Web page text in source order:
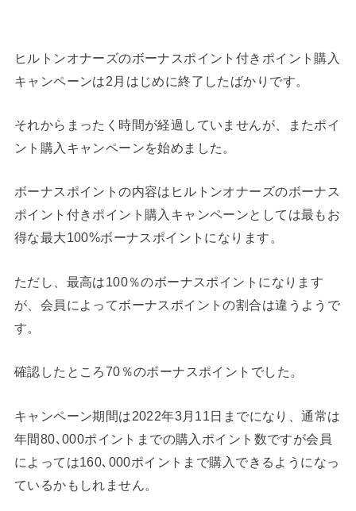
ヒルトンオナーズのボーナスポイント付きポイント購入
キャンペーンは2月はじめに終了したばかりです。
それからまったく時間が経過していませんが、またポイ
ント購入キャンペーンを始めました。
ボーナスポイントの内容はヒルトンオナーズのボーナス
ポイント付きポイント購入キャンペーンとしては最もお
得な最大100%ボーナスポイントになります。
ただし、最高は100％のボーナスポイントになります
が、会員によってボーナスポイントの割合は違うようで
す。
確認したところ70％のボーナスポイントでした。
キャンペーン期間は2022年3月11日までになり、通常は
年間80､000ポイントまでの購入ポイント数ですが会員
によっては160､000ポイントまで購入できるようになっ
ているかもしれません。